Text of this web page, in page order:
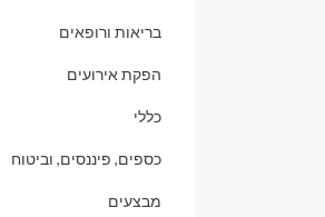
בריאות ורופאים
הפקת אירועים
כללי
כספים, פיננסים, וביטוח
מבצעים